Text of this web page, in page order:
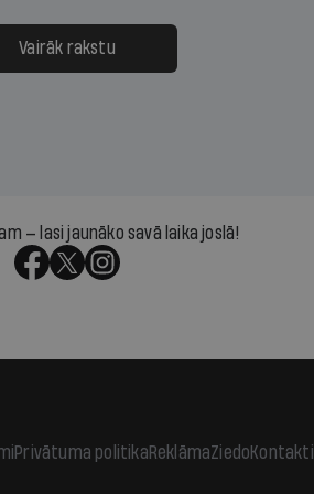
uzcītīga darba, mammas
atbalsts un drosme
meteovērojumus arī tad,
Vairāk rakstu
— lasi jaunāko savā laika joslā!
Privātuma politikaReklāmaZiedoKontakti